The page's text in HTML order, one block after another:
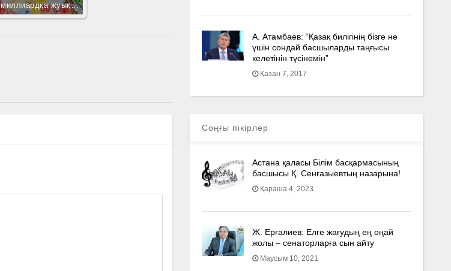
миллиардқа жуық…
А. Атамбаев: “Қазақ билігінің бізге не
үшін сондай басшыларды таңғысы
келетінін түсінемін”
Қазан 7, 2017
Соңғы пікірлер
Астана қаласы Білім басқармасының
басшысы Қ. Сенғазыевтың назарына!
Қараша 4, 2023
Ж. Ерғалиев: Елге жағудың ең оңай
жолы – сенаторларға сын айту
Маусым 10, 2021